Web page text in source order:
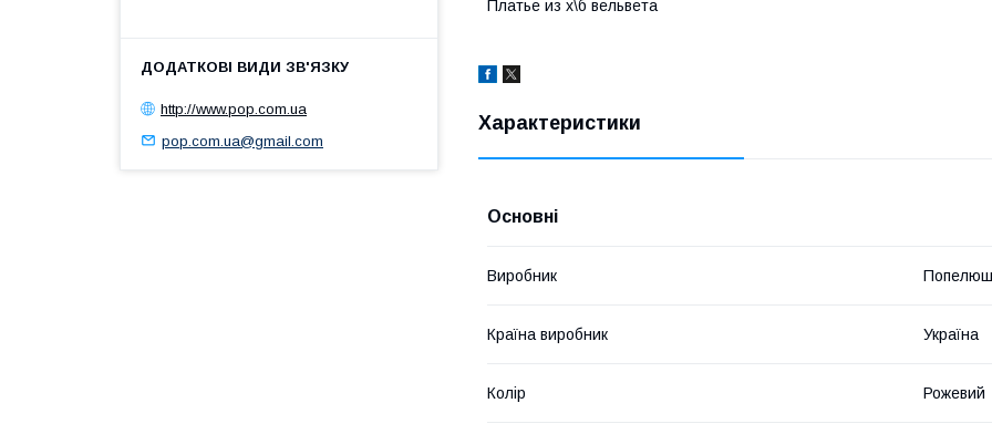
Платье из х\б вельвета
Характеристики
Основні
Виробник
Країна виробник Україна
Колір Рожевий
http://www.pop.com.ua
pop.com.ua@gmail.com